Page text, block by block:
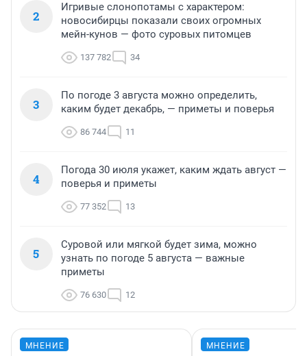
2
Игривые слонопотамы с характером:
новосибирцы показали своих огромных
мейн-кунов — фото суровых питомцев
137 782 34
3
По погоде 3 августа можно определить,
каким будет декабрь, — приметы и поверья
86 744 11
4
Погода 30 июля укажет, каким ждать август —
поверья и приметы
77 352 13
5
Суровой или мягкой будет зима, можно
узнать по погоде 5 августа — важные
приметы
76 630 12
МНЕНИЕ МНЕНИЕ